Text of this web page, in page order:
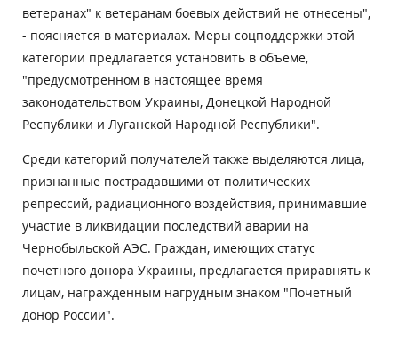
ветеранах" к ветеранам боевых действий не отнесены",
- поясняется в материалах. Меры соцподдержки этой
категории предлагается установить в объеме,
"предусмотренном в настоящее время
законодательством Украины, Донецкой Народной
Республики и Луганской Народной Республики".
Среди категорий получателей также выделяются лица,
признанные пострадавшими от политических
репрессий, радиационного воздействия, принимавшие
участие в ликвидации последствий аварии на
Чернобыльской АЭС. Граждан, имеющих статус
почетного донора Украины, предлагается приравнять к
лицам, награжденным нагрудным знаком "Почетный
донор России".